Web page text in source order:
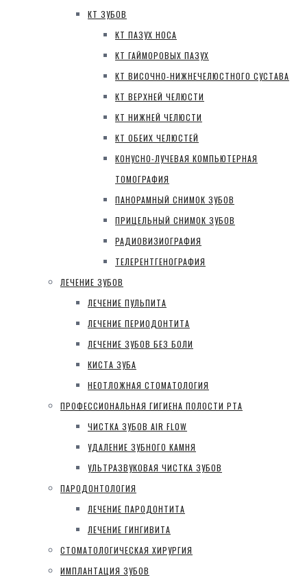
КТ ЗУБОВ
КТ ПАЗУХ НОСА
КТ ГАЙМОРОВЫХ ПАЗУХ
КТ ВИСОЧНО-НИЖНЕЧЕЛЮСТНОГО СУСТАВА
КТ ВЕРХНЕЙ ЧЕЛЮСТИ
КТ НИЖНЕЙ ЧЕЛЮСТИ
КТ ОБЕИХ ЧЕЛЮСТЕЙ
КОНУСНО-ЛУЧЕВАЯ КОМПЬЮТЕРНАЯ
ТОМОГРАФИЯ
ПАНОРАМНЫЙ СНИМОК ЗУБОВ
ПРИЦЕЛЬНЫЙ СНИМОК ЗУБОВ
РАДИОВИЗИОГРАФИЯ
ТЕЛЕРЕНТГЕНОГРАФИЯ
ЛЕЧЕНИЕ ЗУБОВ
ЛЕЧЕНИЕ ПУЛЬПИТА
ЛЕЧЕНИЕ ПЕРИОДОНТИТА
ЛЕЧЕНИЕ ЗУБОВ БЕЗ БОЛИ
КИСТА ЗУБА
НЕОТЛОЖНАЯ СТОМАТОЛОГИЯ
ПРОФЕССИОНАЛЬНАЯ ГИГИЕНА ПОЛОСТИ РТА
ЧИСТКА ЗУБОВ AIR FLOW
УДАЛЕНИЕ ЗУБНОГО КАМНЯ
УЛЬТРАЗВУКОВАЯ ЧИСТКА ЗУБОВ
ПАРОДОНТОЛОГИЯ
ЛЕЧЕНИЕ ПАРОДОНТИТА
ЛЕЧЕНИЕ ГИНГИВИТА
СТОМАТОЛОГИЧЕСКАЯ ХИРУРГИЯ
ИМПЛАНТАЦИЯ ЗУБОВ